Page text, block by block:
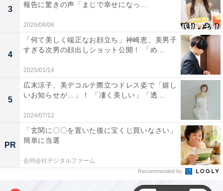
3
報告に驚きの声「まじで幸せになっ...
2026/08/06
4
「何て美しく端正なお顔立ち」神崎恵、美男子
すぎる次男の顔出しショット公開！ 「め...
2025/01/14
5
広末涼子、美デコルテ際立つドレス姿で「嬉し
いお知らせが…」！ 「凄く美しい」「透...
2024/07/12
PR
「玄関に〇〇を置いた後に宝くじ買いなさい」
簡単に当選
合同会社デジタルファーム
Recommended by